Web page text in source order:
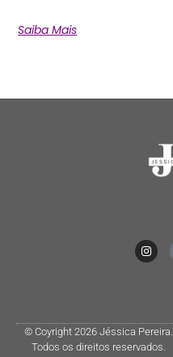
Saiba Mais
© Coyright 2026 Jéssica Pereira.
Todos os direitos reservados.